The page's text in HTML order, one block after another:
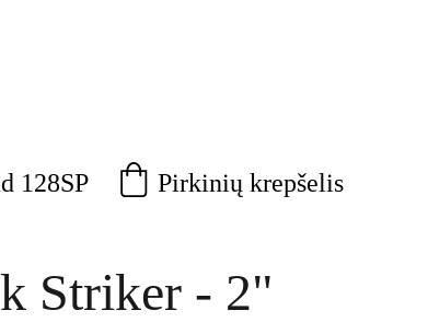
128SP Pirkinių krepšelis
Striker - 2"